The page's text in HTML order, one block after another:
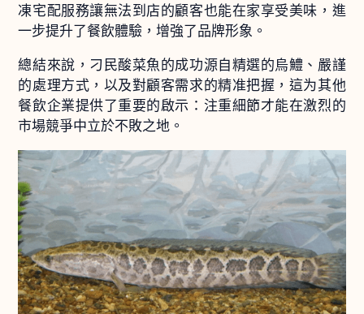
凍宅配服務讓無法到店的顧客也能在家享受美味，進
一步提升了餐飲體驗，增強了品牌形象。
總結來說，刁民酸菜魚的成功源自精選的烏鱧、嚴謹
的處理方式，以及對顧客需求的精准把握，這为其他
餐飲企業提供了重要的啟示：注重細節才能在激烈的
市場競爭中立於不敗之地。